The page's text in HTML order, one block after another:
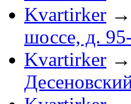
Kvartirker →
шоссе, д.
Kvartirker →